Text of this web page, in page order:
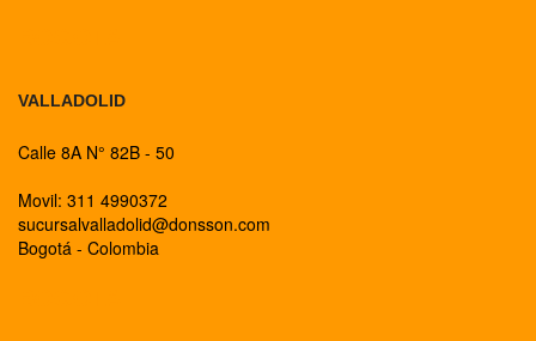
VALLADOLID
Calle 8A N° 82B - 50
Movil: 311 4990372
sucursalvalladolid@donsson.com
Bogotá - Colombia